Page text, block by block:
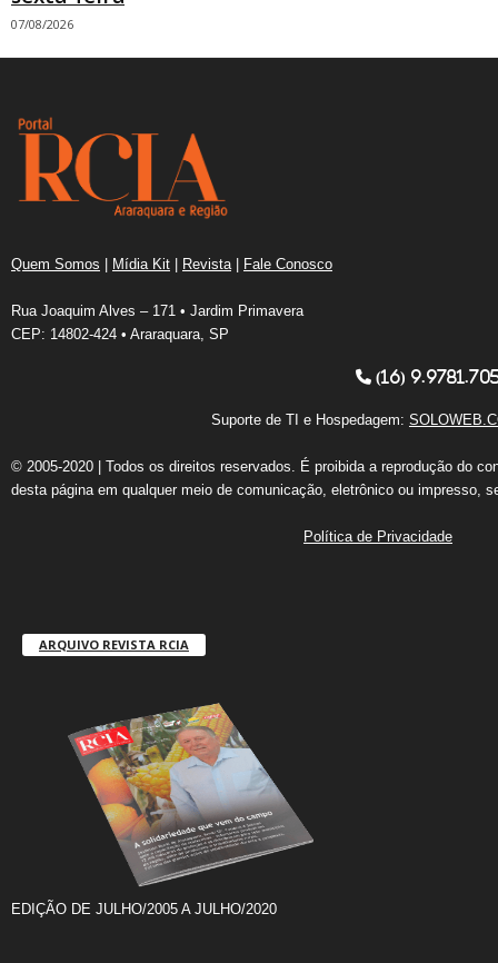
07/08/2026
Quem Somos | Mídia Kit | Revista | Fale Conosco
Rua Joaquim Alves – 171 • Jardim Primavera
CEP: 14802-424 • Araraquara, SP
(16)
Suporte de TI e Hospedagem:
© 2005-2020 | Todos os direitos reservados. É proibida a reprodução do
desta página em qualquer meio de comunicação, eletrônico ou impresso,
Política de Privacidade
ARQUIVO REVISTA RCIA
EDIÇÃO DE JULHO/2005 A JULHO/2020